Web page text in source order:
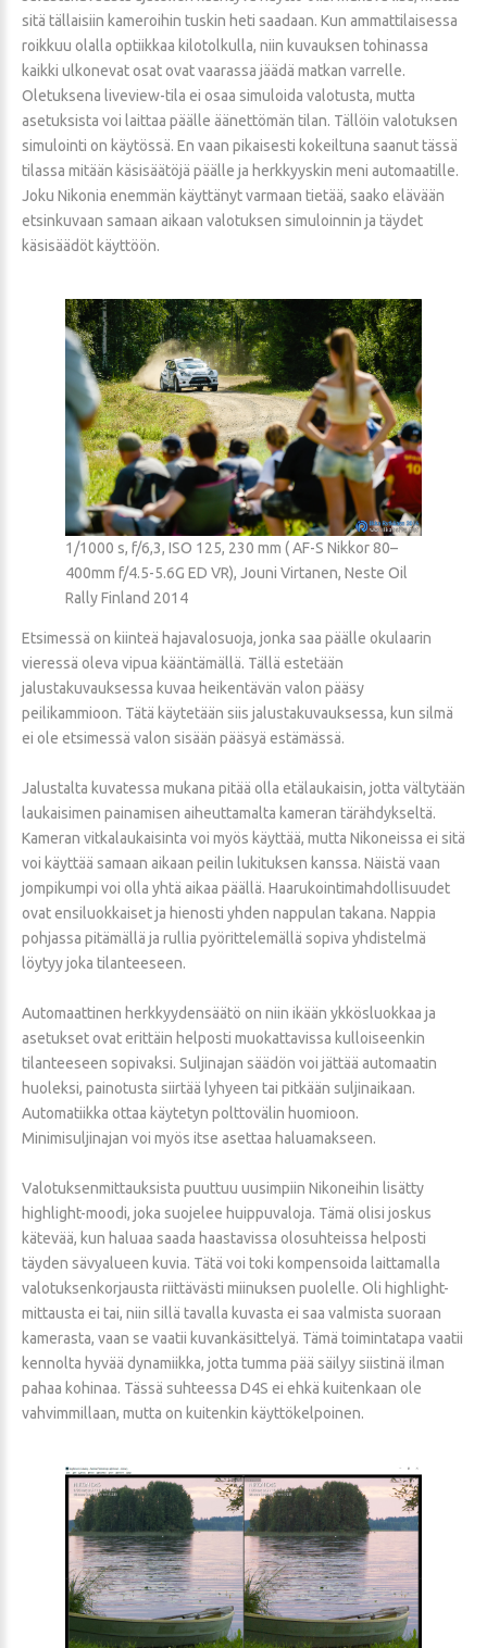
sitä tällaisiin kameroihin tuskin heti saadaan. Kun ammattilaisessa
roikkuu olalla optiikkaa kilotolkulla, niin kuvauksen tohinassa
kaikki ulkonevat osat ovat vaarassa jäädä matkan varrelle.
Oletuksena liveview-tila ei osaa simuloida valotusta, mutta
asetuksista voi laittaa päälle äänettömän tilan. Tällöin valotuksen
simulointi on käytössä. En vaan pikaisesti kokeiltuna saanut tässä
tilassa mitään käsisäätöjä päälle ja herkkyyskin meni automaatille.
Joku Nikonia enemmän käyttänyt varmaan tietää, saako elävään
etsinkuvaan samaan aikaan valotuksen simuloinnin ja täydet
käsisäädöt käyttöön.
1/1000 s, f/6,3, ISO 125, 230 mm ( AF-S Nikkor 80–
400mm f/4.5-5.6G ED VR), Jouni Virtanen, Neste Oil
Rally Finland 2014
Etsimessä on kiinteä hajavalosuoja, jonka saa päälle okulaarin
vieressä oleva vipua kääntämällä. Tällä estetään
jalustakuvauksessa kuvaa heikentävän valon pääsy
peilikammioon. Tätä käytetään siis jalustakuvauksessa, kun silmä
ei ole etsimessä valon sisään pääsyä estämässä.
Jalustalta kuvatessa mukana pitää olla etälaukaisin, jotta vältytään
laukaisimen painamisen aiheuttamalta kameran tärähdykseltä.
Kameran vitkalaukaisinta voi myös käyttää, mutta Nikoneissa ei sitä
voi käyttää samaan aikaan peilin lukituksen kanssa. Näistä vaan
jompikumpi voi olla yhtä aikaa päällä. Haarukointimahdollisuudet
ovat ensiluokkaiset ja hienosti yhden nappulan takana. Nappia
pohjassa pitämällä ja rullia pyörittelemällä sopiva yhdistelmä
löytyy joka tilanteeseen.
Automaattinen herkkyydensäätö on niin ikään ykkösluokkaa ja
asetukset ovat erittäin helposti muokattavissa kulloiseenkin
tilanteeseen sopivaksi. Suljinajan säädön voi jättää automaatin
huoleksi, painotusta siirtää lyhyeen tai pitkään suljinaikaan.
Automatiikka ottaa käytetyn polttovälin huomioon.
Minimisuljinajan voi myös itse asettaa haluamakseen.
Valotuksenmittauksista puuttuu uusimpiin Nikoneihin lisätty
highlight-moodi, joka suojelee huippuvaloja. Tämä olisi joskus
kätevää, kun haluaa saada haastavissa olosuhteissa helposti
täyden sävyalueen kuvia. Tätä voi toki kompensoida laittamalla
valotuksenkorjausta riittävästi miinuksen puolelle. Oli highlight-
mittausta ei tai, niin sillä tavalla kuvasta ei saa valmista suoraan
kamerasta, vaan se vaatii kuvankäsittelyä. Tämä toimintatapa vaatii
kennolta hyvää dynamiikka, jotta tumma pää säilyy siistinä ilman
pahaa kohinaa. Tässä suhteessa D4S ei ehkä kuitenkaan ole
vahvimmillaan, mutta on kuitenkin käyttökelpoinen.